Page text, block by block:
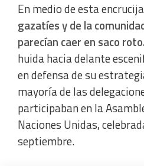
En medio de esta
gazatíes y de la
parecían caer en saco roto.
huida hacia delante
en defensa de su
mayoría de las
participaban en la
Naciones Unidas,
septiembre.